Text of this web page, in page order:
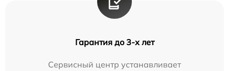
Гарантия до 3-х лет
Сервисный центр устанавливает